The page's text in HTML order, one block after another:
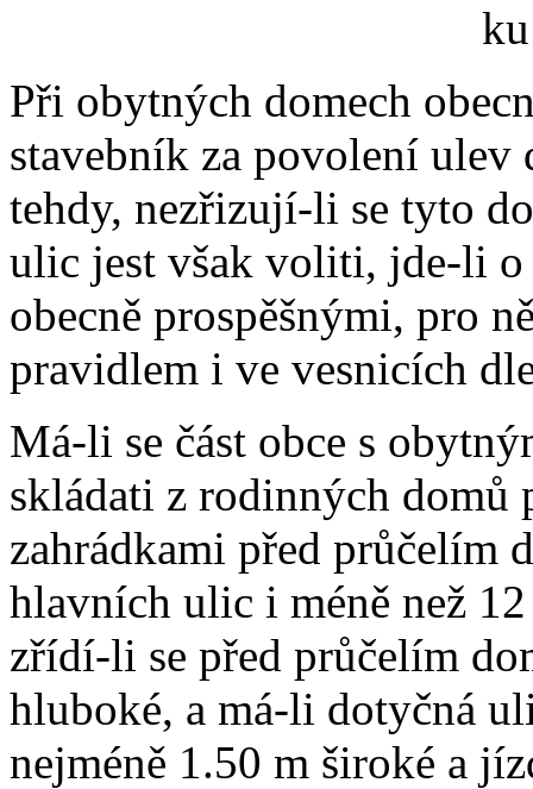
Při obytných domech
stavebník za povolení ulev
tehdy, nezřizují-li se tyto
ulic jest však voliti, jde-li o
obecně prospěšnými, pro
pravidlem i ve vesnicích
Má-li se část obce s
skládati z rodinných domů
zahrádkami před průčelím
hlavních ulic i méně než
zřídí-li se před průčelím
hluboké, a má-li dotyčná
nejméně 1.50 m široké a